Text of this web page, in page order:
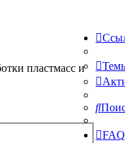
пластмасс и
FAQ